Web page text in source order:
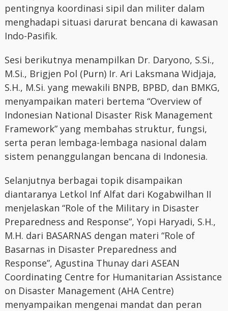
pentingnya koordinasi sipil dan militer dalam
menghadapi situasi darurat bencana di kawasan
Indo-Pasifik.
Sesi berikutnya menampilkan Dr. Daryono, S.Si.,
M.Si., Brigjen Pol (Purn) Ir. Ari Laksmana Widjaja,
S.H., M.Si. yang mewakili BNPB, BPBD, dan BMKG,
menyampaikan materi bertema “Overview of
Indonesian National Disaster Risk Management
Framework” yang membahas struktur, fungsi,
serta peran lembaga-lembaga nasional dalam
sistem penanggulangan bencana di Indonesia.
Selanjutnya berbagai topik disampaikan
diantaranya Letkol Inf Alfat dari Kogabwilhan II
menjelaskan “Role of the Military in Disaster
Preparedness and Response”, Yopi Haryadi, S.H.,
M.H. dari BASARNAS dengan materi “Role of
Basarnas in Disaster Preparedness and
Response”, Agustina Thunay dari ASEAN
Coordinating Centre for Humanitarian Assistance
on Disaster Management (AHA Centre)
menyampaikan mengenai mandat dan peran